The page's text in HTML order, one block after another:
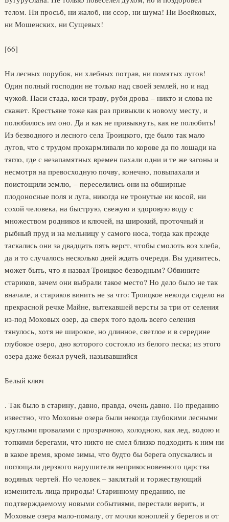
телом. Ни просьб, ни жалоб, ни ссор, ни шума! Ни Воейковых,
ни Мошенских, ни Сущевых!
[66]
Ни лесных порубок, ни хлебных потрав, ни помятых лугов!
Один полный господин не только над своей землей, но и над
чужой. Паси стада, коси траву, руби дрова – никто и слова не
скажет. Крестьяне тоже как раз привыкли к новому месту, и
полюбилось им оно. Да и как не привыкнуть, как не полюбить!
Из безводного и лесного села Троицкого, где было так мало
лугов, что с трудом прокармливали по корове да по лошади на
тягло, где с незапамятных времен пахали одни и те же загоны и
несмотря на превосходную почву, конечно, повыпахали и
поистощили землю, – переселились они на обширные
плодоносные поля и луга, никогда не тронутые ни косой, ни
сохой человека, на быструю, свежую и здоровую воду с
множеством родников и ключей, на широкий, проточный и
рыбный пруд и на мельницу у самого носа, тогда как прежде
таскались они за двадцать пять верст, чтобы смолоть воз хлеба,
да и то случалось несколько дней ждать очереди. Вы удивитесь,
может быть, что я назвал Троицкое безводным? Обвините
стариков, зачем они выбрали такое место? Но дело было не так
вначале, и стариков винить не за что: Троицкое некогда сидело на
прекрасной речке Майне, вытекавшей версты за три от селения
из-под Моховых озер, да сверх того вдоль всего селения
тянулось, хотя не широкое, но длинное, светлое и в середине
глубокое озеро, дно которого состояло из белого песка; из этого
озера даже бежал ручей, называвшийся
Белый ключ
. Так было в старину, давно, правда, очень давно. По преданию
известно, что Моховые озера были некогда глубокими лесными
круглыми провалами с прозрачною, холодною, как лед, водою и
топкими берегами, что никто не смел близко подходить к ним ни
в какое время, кроме зимы, что будто бы берега опускались и
поглощали дерзкого нарушителя неприкосновенного царства
водяных чертей. Но человек – заклятый и торжествующий
изменитель лица природы! Старинному преданию, не
подтверждаемому новыми событиями, перестали верить, и
Моховые озера мало-помалу, от мочки коноплей у берегов и от